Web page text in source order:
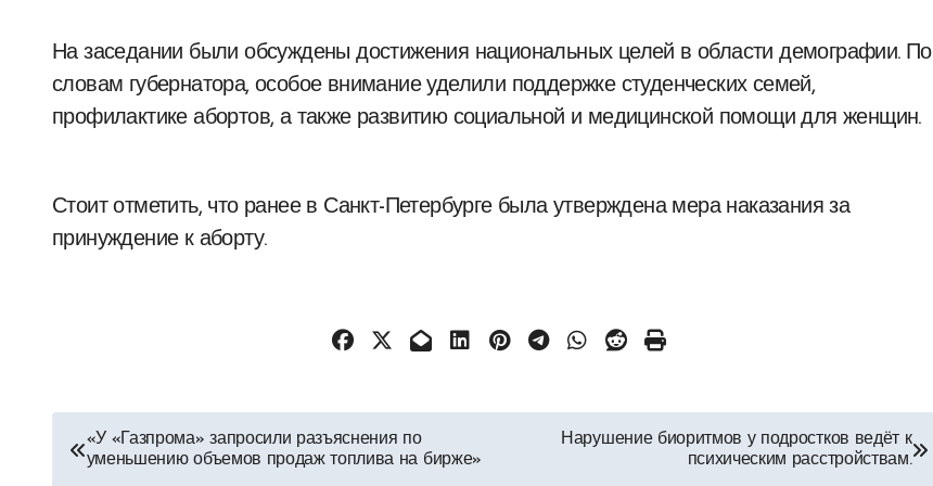
На заседании были обсуждены достижения национальных целей в области демографии. По
словам губернатора, особое внимание уделили поддержке студенческих семей,
профилактике абортов, а также развитию социальной и медицинской помощи для женщин.
Стоит отметить, что ранее в Санкт-Петербурге была утверждена мера наказания за
принуждение к аборту.
Навигация
«У «Газпрома» запросили разъяснения по
уменьшению объемов продаж топлива на бирже»
Нарушение биоритмов у подростков ведёт к
психическим расстройствам.